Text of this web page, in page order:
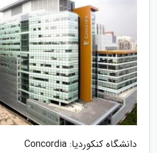
دانشگاه کنکوردیا: Concordia